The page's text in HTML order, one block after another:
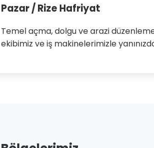
Pazar / Rize Hafriyat
Temel açma, dolgu ve arazi
ekibimiz ve iş makinelerimizle